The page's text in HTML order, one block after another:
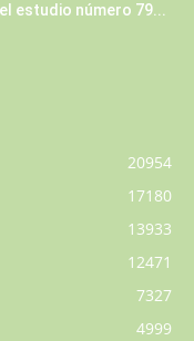
estudio número 79...
20954
17180
13933
12471
7327
4999